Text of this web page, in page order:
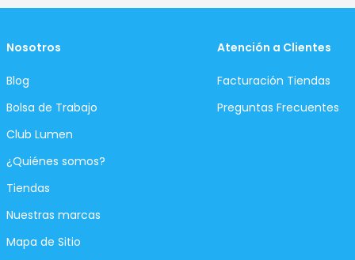
Nosotros
Blog
Bolsa de Trabajo
Club Lumen
¿Quiénes somos?
Tiendas
Nuestras marcas
Mapa de Sitio
Atención a Clientes
Facturación Tiendas
Preguntas Frecuentes